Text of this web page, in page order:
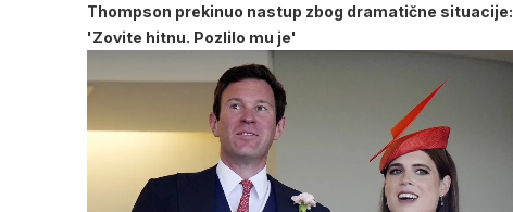
Thompson prekinuo nastup zbog dramatične situacije:
'Zovite hitnu. Pozlilo mu je'